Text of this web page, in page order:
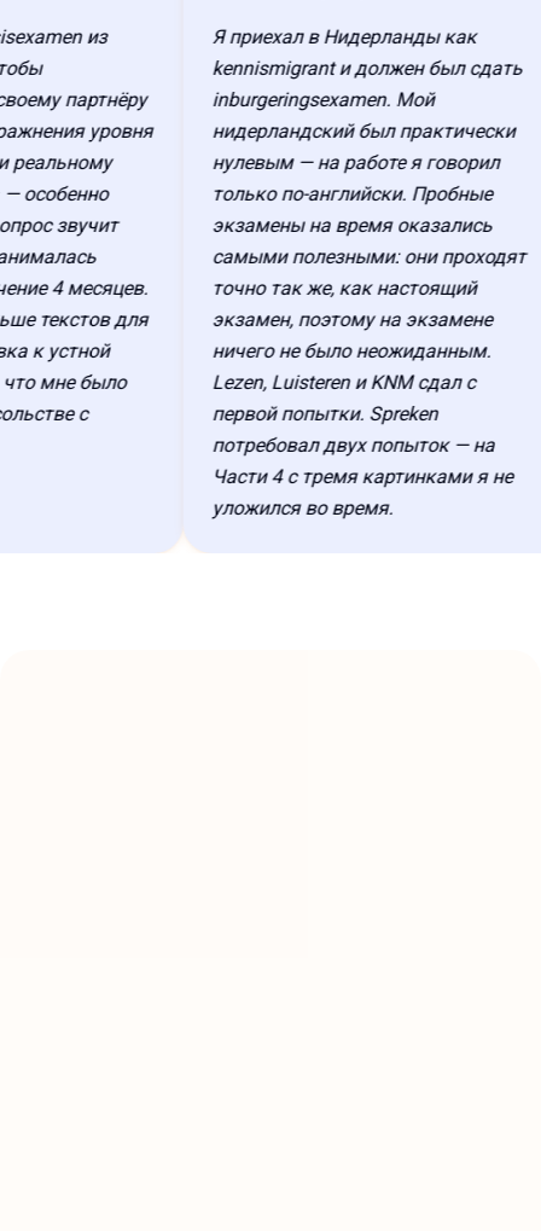
из
партнёру
уровня
звучит
4 месяцев.
текстов для
устной
мне было
с
Я приехал в Нидерланды как
kennismigrant и должен был сдать
inburgeringsexamen. Мой
нидерландский был практически
нулевым — на работе я говорил
только по-английски. Пробные
экзамены на время оказались
самыми полезными: они проходят
точно так же, как настоящий
экзамен, поэтому на экзамене
ничего не было неожиданным.
Lezen, Luisteren и KNM сдал с
первой попытки. Spreken
потребовал двух попыток — на
Части 4 с тремя картинками я не
уложился во время.